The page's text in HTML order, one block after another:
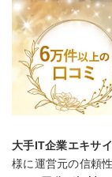
大手IT企業エキサ
様に運営元の信頼